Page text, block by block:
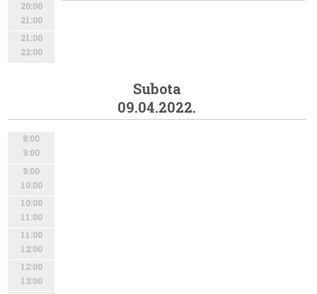
20:00
21:00
21:00
22:00
Subota
09.04.2022.
8:00
9:00
9:00
10:00
10:00
11:00
11:00
12:00
12:00
13:00